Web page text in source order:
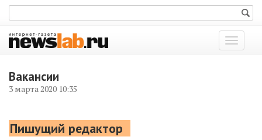
Показать
меню
Вакансии
3 марта 2020 10:35
Пишущий редактор